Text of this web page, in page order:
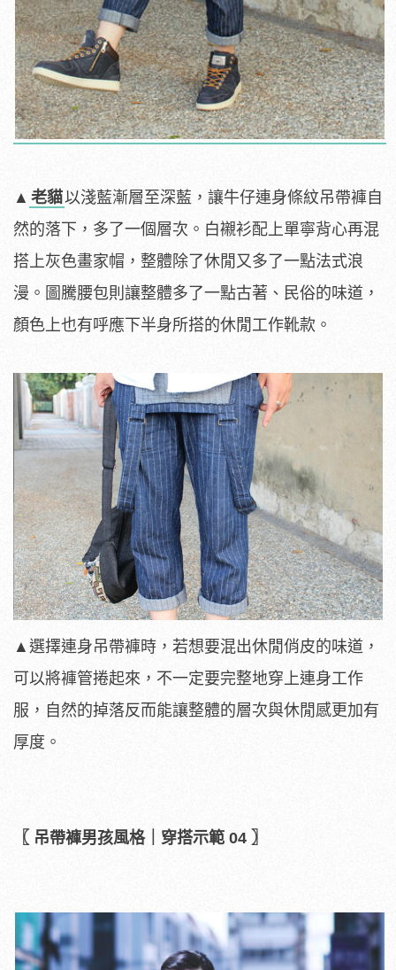
▲ 老貓以淺藍漸層至深藍，讓牛仔連身條紋吊帶褲自
然的落下，多了一個層次。白襯衫配上單寧背心再混
搭上灰色畫家帽，整體除了休閒又多了一點法式浪
漫。圖騰腰包則讓整體多了一點古著、民俗的味道，
顏色上也有呼應下半身所搭的休閒工作靴款。
▲選擇連身吊帶褲時，若想要混出休閒俏皮的味道，
可以將褲管捲起來，不一定要完整地穿上連身工作
服，自然的掉落反而能讓整體的層次與休閒感更加有
厚度。
〖 吊帶褲男孩風格｜穿搭示範 04 〗